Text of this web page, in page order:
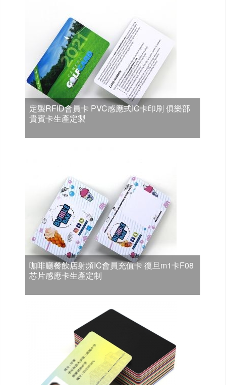
定製RFID會員卡 PVC感應式IC卡印刷 俱樂部
貴賓卡生產定製
咖啡廳餐飲店射頻IC會員充值卡 復旦m1卡F08
芯片感應卡生產定制